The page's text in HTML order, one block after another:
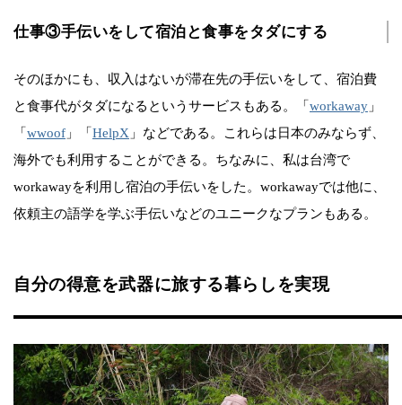
仕事③手伝いをして宿泊と食事をタダにする
そのほかにも、収入はないが滞在先の手伝いをして、宿泊費
と食事代がタダになるというサービスもある。「 workaway 」
「 wwoof 」「 HelpX 」などである。これらは日本のみならず、
海外でも利用することができる。ちなみに、私は台湾で
workawayを利用し宿泊の手伝いをした。workawayでは他に、
依頼主の語学を学ぶ手伝いなどのユニークなプランもある。
自分の得意を武器に旅する暮らしを実現